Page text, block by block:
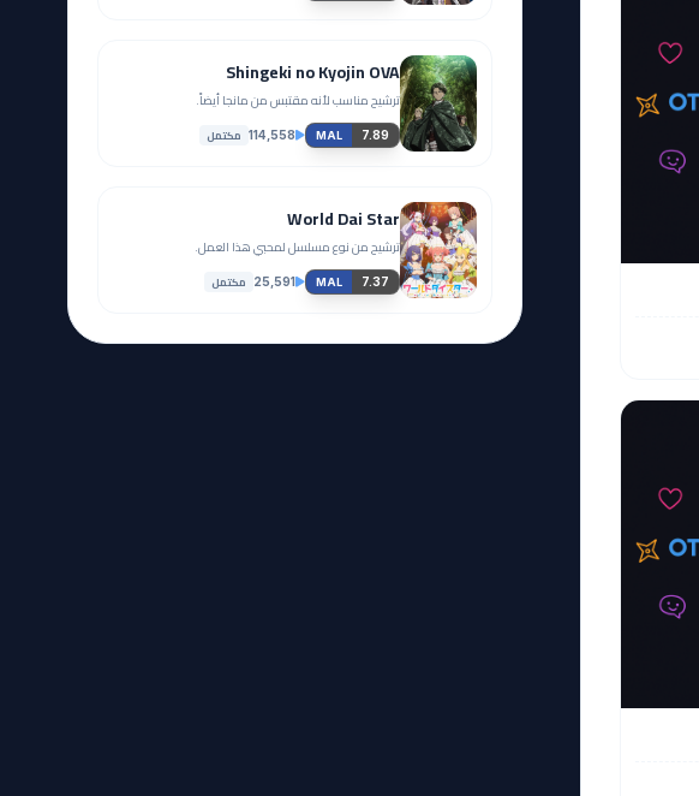
Shingeki no Kyojin OVA
ترشيح مناسب لأنه مقتبس من مانجا أيضاً.
MAL 7.89
114,558 مكتمل
World Dai Star
ترشيح من نوع مسلسل لمحبي هذا العمل.
MAL 7.37
25,591 مكتمل